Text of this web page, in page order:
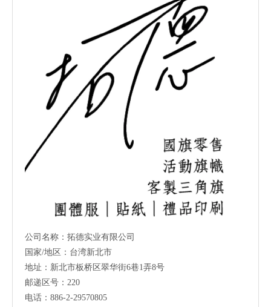
公司名称：拓德实业有限公司
国家/地区：台湾新北市
地址：新北市板桥区翠华街6巷1弄8号
邮递区号：220
电话：886-2-29570805